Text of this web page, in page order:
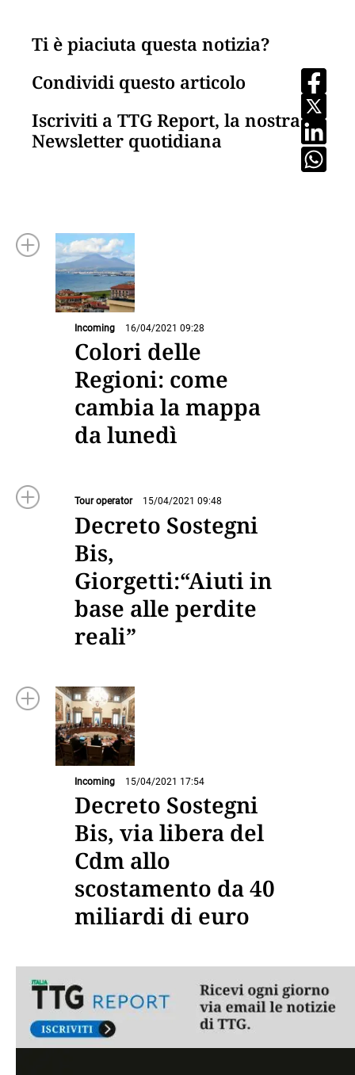
Ti è piaciuta questa notizia?
Condividi questo articolo
Iscriviti a TTG Report, la nostra
Newsletter quotidiana
Incoming 16/04/2021 09:28
Colori delle
Regioni: come
cambia la mappa
da lunedì
Tour operator 15/04/2021 09:48
Decreto Sostegni
Bis,
Giorgetti:“Aiuti in
base alle perdite
reali”
Incoming 15/04/2021 17:54
Decreto Sostegni
Bis, via libera del
Cdm allo
scostamento da 40
miliardi di euro